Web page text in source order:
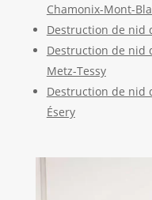
Chamonix-Mont-
Destruction de nid
Destruction de nid
Metz-Tessy
Destruction de nid
Ésery